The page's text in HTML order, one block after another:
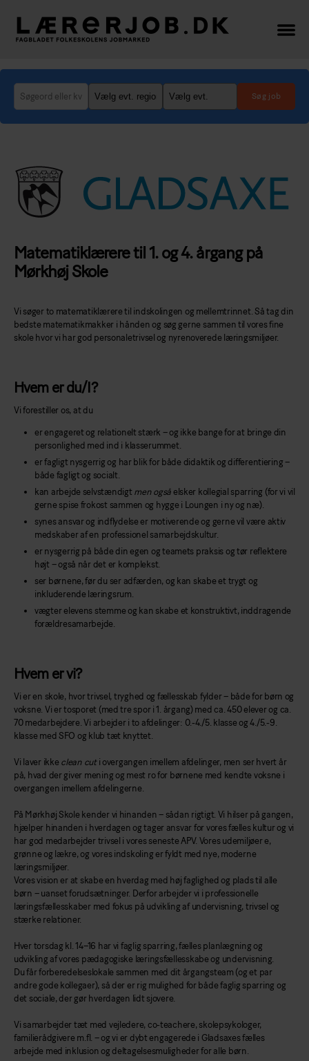
-
her
finder
du
de
og
lederjob
Matematiklærere til 1. og 4. årgang på
Mørkhøj Skole
Vi søger to matematiklærere til indskolingen og mellemtrinnet. Så tag din
bedste matematikmakker i hånden og søg gerne sammen til vores fine
skole hvor vi har god personaletrivsel og nyrenoverede læringsmiljøer.
Hvem er du/I?
Vi forestiller os, at du
er engageret og relationelt stærk – og ikke bange for at bringe din
personlighed med ind i klasserummet.
er fagligt nysgerrig og har blik for både didaktik og differentiering –
både fagligt og socialt.
kan arbejde selvstændigt men også elsker kollegial sparring (for vi vil
gerne spise frokost sammen og hygge i Loungen i ny og næ).
synes ansvar og indflydelse er motiverende og gerne vil være aktiv
medskaber af en professionel samarbejdskultur.
er nysgerrig på både din egen og teamets praksis og tør reflektere
højt – også når det er komplekst.
ser børnene, før du ser adfærden, og kan skabe et trygt og
inkluderende læringsrum.
vægter elevens stemme og kan skabe et konstruktivt, inddragende
forældresamarbejde.
Hvem er vi?
Vi er en skole, hvor trivsel, tryghed og fællesskab fylder – både for børn og
voksne. Vi er tosporet (med tre spor i 1. årgang) med ca. 450 elever og ca.
70 medarbejdere. Vi arbejder i to afdelinger: 0.-4./5. klasse og 4./5.-9.
klasse med SFO og klub tæt knyttet.
Vi laver ikkeclean cuti overgangen imellem afdelinger, men ser hvert år
på, hvad der giver mening og mest ro for børnene med kendte voksne i
overgangen imellem afdelingerne.
På Mørkhøj Skole kender vi hinanden – sådan rigtigt. Vi hilser på gangen,
hjælper hinanden i hverdagen og tager ansvar for vores fælles kultur og vi
har god medarbejder trivsel i vores seneste APV. Vores udemiljøer e,
grønne og lækre, og vores indskoling er fyldt med nye, moderne
læringsmiljøer.
Vores vision er at skabe en hverdag med høj faglighed og plads til alle
børn – uanset forudsætninger. Derfor arbejder vi i professionelle
læringsfællesskaber med fokus på udvikling af undervisning, trivsel og
stærke relationer.
Hver torsdag kl. 14–16 har vi faglig sparring, fælles planlægning og
udvikling af vores pædagogiske læringsfællesskabe og undervisning.
Du får forberedelseslokale sammen med dit årgangsteam (og et par
andre gode kollegaer), så der er rig mulighed for både faglig sparring og
det sociale, der gør hverdagen lidt sjovere.
Vi samarbejder tæt med vejledere, co-teachere, skolepsykologer,
familierådgivere m.fl. – og vi er dybt engagerede i Gladsaxes fælles
arbejde med inklusion og deltagelsesmuligheder for alle børn.